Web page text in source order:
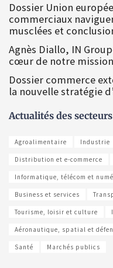
Dossier Union
commerciaux
musclées et
Agnès Diallo, IN
cœur de notre
Dossier commerce
la nouvelle stratégie
Actualités des secteurs
Agroalimentaire Industrie
Distribution et e-commerce
Informatique, télécom et
Business et services
Tourisme, loisir et culture
Aéronautique, spatial et
Santé Marchés publics